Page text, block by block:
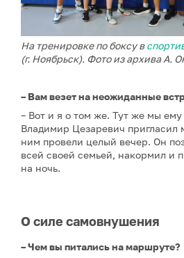
На тренировке по боксу в
(г. Ноябрьск). Фото из архива А.
– Вам везет на неожиданные
– Вот и я о том же. Тут же мы ему
Владимир Цезаревич пригласил
ним провели целый вечер. Он
всей своей семьей, накормил и
на ночь.
О силе самовнушения
– Чем вы питались на маршруте?